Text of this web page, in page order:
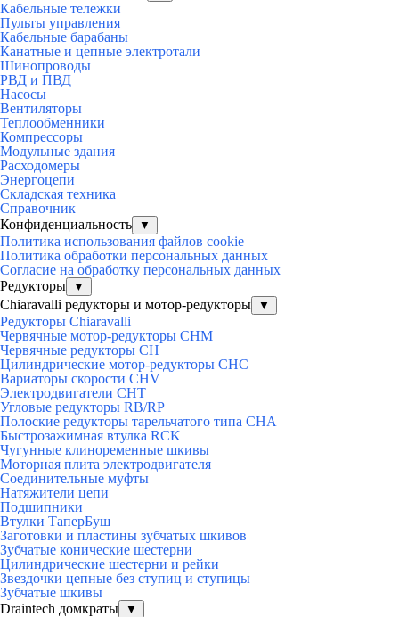
Кабельные тележки
Пульты управления
Кабельные барабаны
Канатные и цепные электротали
Шинопроводы
РВД и ПВД
Насосы
Вентиляторы
Теплообменники
Компрессоры
Модульные здания
Расходомеры
Энергоцепи
Складская техника
Справочник
Конфиденциальность
▼
Политика использования файлов cookie
Политика обработки персональных данных
Согласие на обработку персональных данных
Редукторы
▼
Chiaravalli редукторы и мотор-редукторы ▼
Редукторы Chiaravalli
Червячные мотор-редукторы CHM
Червячные редукторы CH
Цилиндрические мотор-редукторы CHC
Вариаторы скорости CHV
Электродвигатели CHT
Угловые редукторы RB/RP
Полоские редукторы тарельчатого типа CHA
Быстрозажимная втулка RCK
Чугунные клиноременные шкивы
Моторная плита электродвигателя
Соединительные муфты
Натяжители цепи
Подшипники
Втулки ТаперБуш
Заготовки и пластины зубчатых шкивов
Зубчатые конические шестерни
Цилиндрические шестерни и рейки
Звездочки цепные без ступиц и ступицы
Зубчатые шкивы
Draintech домкраты
▼